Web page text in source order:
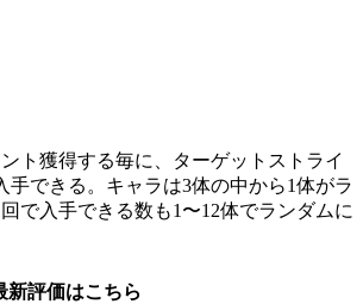
ト獲得する毎に、ターゲットストライ
手できる。キャラは3体の中から1体がラ
で入手できる数も1〜12体でランダムに
新評価はこちら